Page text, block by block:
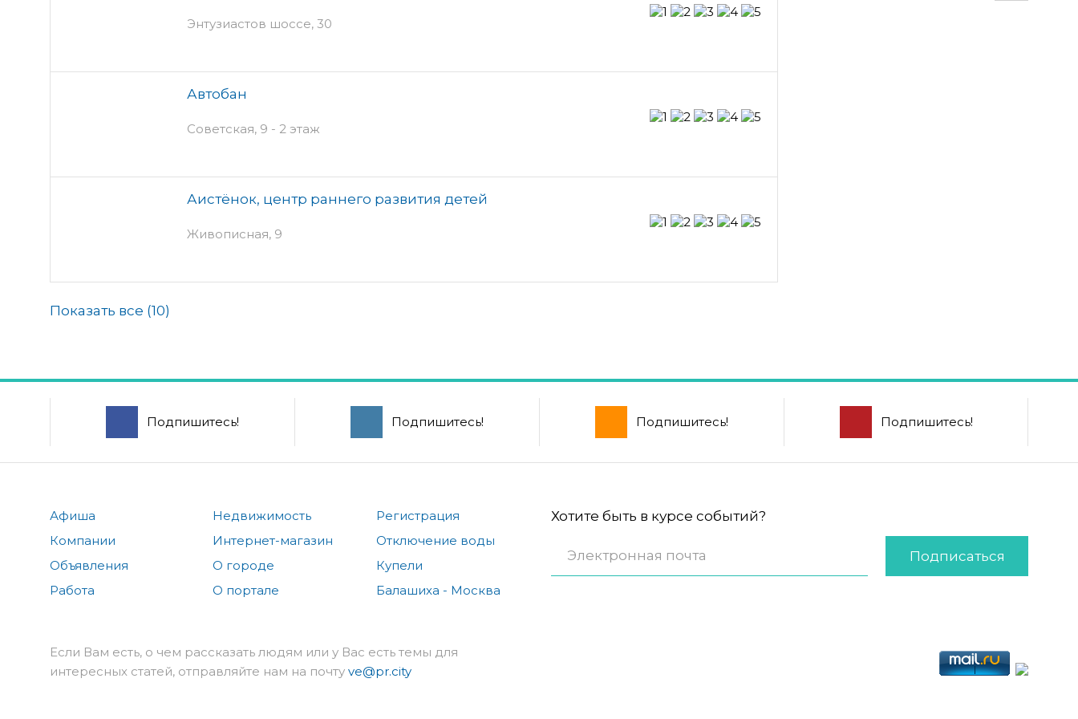
Энтузиастов шоссе, 30
Автобан
Советская, 9 - 2 этаж
Аистёнок, центр раннего развития детей
Живописная, 9
Показать все (10)
Подпишитесь! Подпишитесь! Подпишитесь! Подпишитесь!
Афиша
Компании
Объявления
Работа
Недвижимость
Интернет-магазин
О городе
О портале
Регистрация
Отключение воды
Купели
Балашиха - Москва
Хотите быть в курсе событий?
Подписаться
Если Вам есть, о чем рассказать людям или у Вас есть темы для
интересных статей, отправляйте нам на почту ve@pr.city